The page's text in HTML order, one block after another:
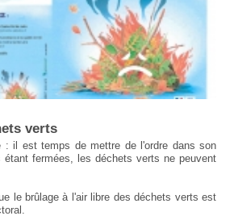
verts
: il est temps de mettre de l'ordre dans son
étant fermées, les déchets verts ne peuvent
le brûlage à l'air libre des déchets verts est